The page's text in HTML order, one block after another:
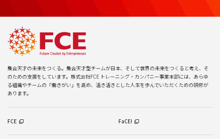
集合天才の未来をつくる。集合天才型チームが日本、そして世界の未来をつくると考え、そ
のための支援をしています。株式会社FCE トレーニング・カンパニー事業本部には、あらゆ
る組織やチームの「働きがい」を高め、活き活きとした人生を歩んでいただくための研修が
あります。
FCE FaCE!